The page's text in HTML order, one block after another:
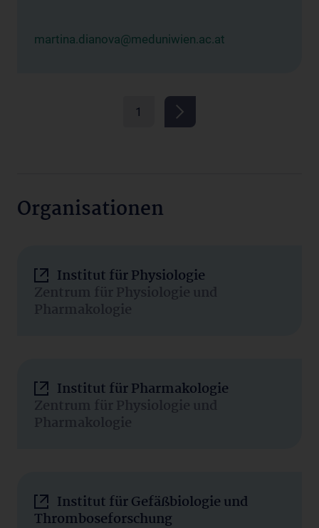
martina.dianova@meduniwien.ac.at
1
Organisationen
Institut für Physiologie
Zentrum für Physiologie und
Pharmakologie
Institut für Pharmakologie
Zentrum für Physiologie und
Pharmakologie
Institut für Gefäßbiologie und
Thromboseforschung